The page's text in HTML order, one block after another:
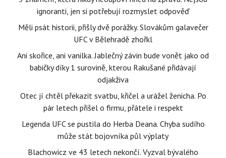
ignoranti, jen si potřebují rozmyslet odpověď
Měli psát historii, přišly dvě porážky. Slovákům galavečer
UFC v Bělehradě zhořkl
Ani skořice, ani vanilka. Jablečný závin bude vonět jako od
babičky díky 1 surovině, kterou Rakušané přidávají
odjakživa
Otec jí chtěl překazit svatbu, křičel a urážel ženicha. Po
pár letech přišel o firmu, přátele i respekt
Legenda UFC se pustila do Herba Deana. Chyba sudího
může stát bojovníka půl výplaty
Blachowicz ve 43 letech nekončí. Vyzval bývalého